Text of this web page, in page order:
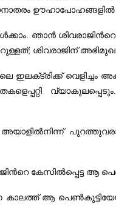
ഊഹാപോഹങ്ങളില്‍
ഞാന്‍
ശിവരാജിന്‌
ഇലക്‌ട്രിക്ക്‌
കേസില്‍പ്പെട്ട
കാലത്ത്‌ ആ